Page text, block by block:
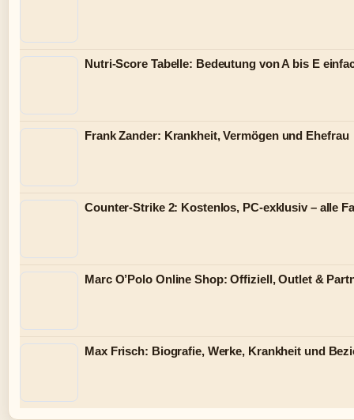
Nutri-Score Tabelle: Bedeutung von A bis E
Frank Zander: Krankheit, Vermögen und Ehefrau
Counter-Strike 2: Kostenlos, PC-exklusiv – alle
Marc O’Polo Online Shop: Offiziell, Outlet &
Max Frisch: Biografie, Werke, Krankheit und